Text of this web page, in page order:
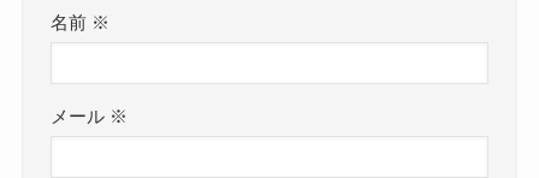
名前 ※
メール ※